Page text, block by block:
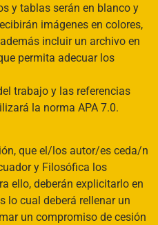
y tablas serán en blanco y
imágenes en colores,
incluir un archivo en
permita adecuar los
trabajo y las referencias
la norma APA 7.0.
que el/los autor/es ceda/n
y Filosófica los
ello, deberán explicitarlo en
lo cual deberá rellenar un
un compromiso de cesión